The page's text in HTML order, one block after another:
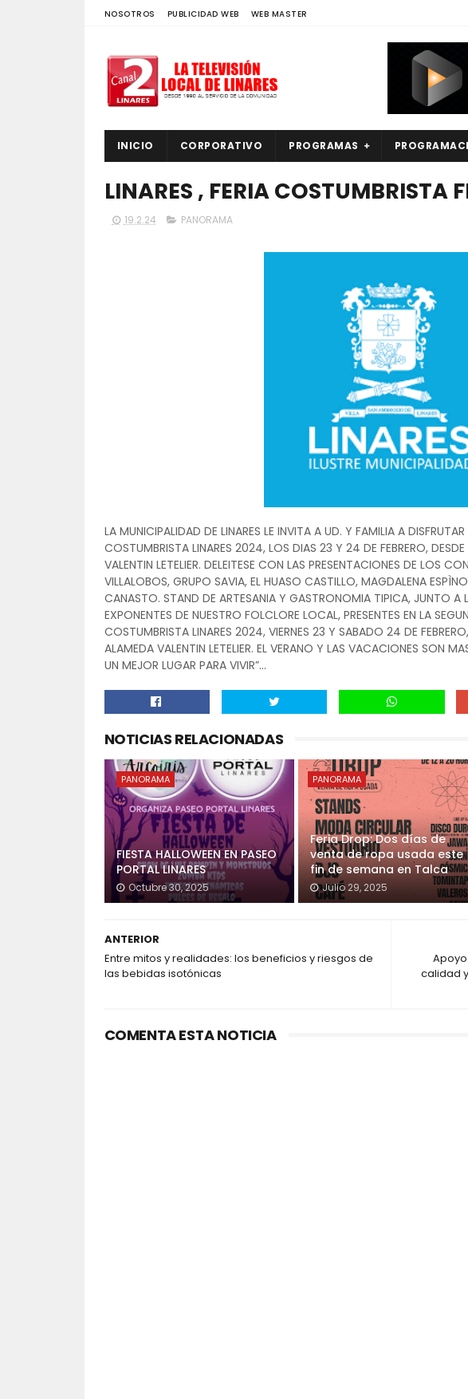
NOSOTROS PUBLICIDAD WEB WEB MASTER
INICIO CORPORATIVO PROGRAMAS
LINARES , FERIA COSTUMBRISTA
19.2.24 PANORAMA
LA MUNICIPALIDAD DE LINARES LE INVITA A UD. Y FAMILIA A
COSTUMBRISTA LINARES 2024, LOS DIAS 23 Y 24 DE FEBRERO,
VALENTIN LETELIER. DELEITESE CON LAS PRESENTACIONES DE LOS
VILLALOBOS, GRUPO SAVIA, EL HUASO CASTILLO, MAGDALENA
CANASTO. STAND DE ARTESANIA Y GASTRONOMIA TIPICA, JUNTO A
EXPONENTES DE NUESTRO FOLCLORE LOCAL, PRESENTES EN LA
COSTUMBRISTA LINARES 2024, VIERNES 23 Y SABADO 24 DE
ALAMEDA VALENTIN LETELIER. EL VERANO Y LAS VACACIONES SON
UN MEJOR LUGAR PARA VIVIR”…
NOTICIAS RELACIONADAS
PANORAMA
FIESTA HALLOWEEN EN PASEO
PORTAL LINARES
Octubre 30, 2025
PANORAMA
Feria Drop: Dos días de
venta de ropa usada este
fin de semana en Talca
Julio 29, 2025
calidad
ANTERIOR
Entre mitos y realidades: los beneficios y riesgos de
las bebidas isotónicas
COMENTA ESTA NOTICIA